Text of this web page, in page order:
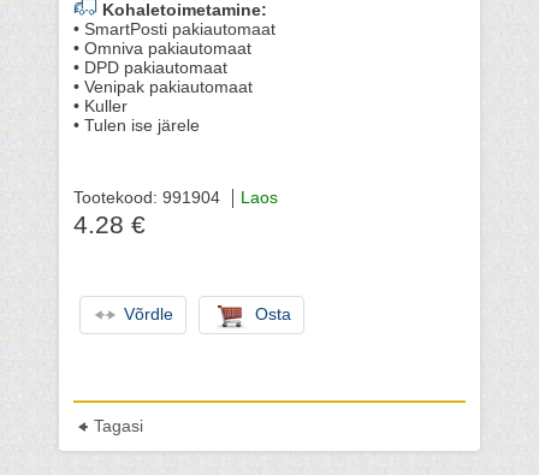
Kohaletoimetamine:
• SmartPosti pakiautomaat
• Omniva pakiautomaat
• DPD pakiautomaat
• Venipak pakiautomaat
• Kuller
• Tulen ise järele
Tootekood: 991904 Laos
4.28 €
Võrdle Osta
Tagasi